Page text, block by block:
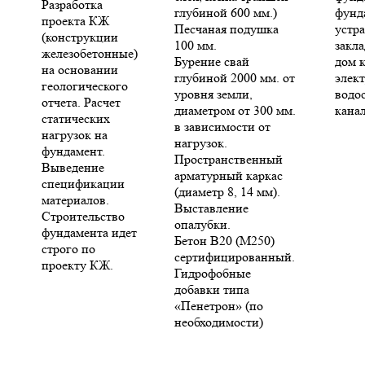
Разработка
проекта КЖ
(конструкции
железобетонные)
на основании
геологического
отчета. Расчет
статических
нагрузок на
фундамент.
Выведение
спецификации
материалов.
Строительство
фундамента идет
строго по
проекту КЖ.
глубиной 600 мм.)
Песчаная подушка
100 мм.
Бурение свай
глубиной 2000 мм. от
уровня земли,
диаметром от 300 мм.
в зависимости от
нагрузок.
Пространственный
арматурный каркас
(диаметр 8, 14 мм).
Выставление
опалубки.
Бетон В20 (М250)
сертифицированный.
Гидрофобные
добавки типа
«Пенетрон» (по
необходимости)
дом